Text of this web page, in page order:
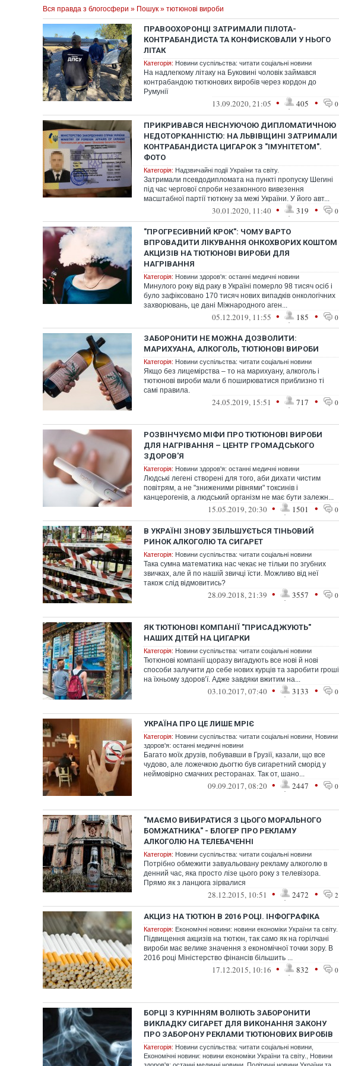
Вся правда з блогосфери » Пошук » тютюнові вироби
ПРАВООХОРОНЦІ ЗАТРИМАЛИ ПІЛОТА-
КОНТРАБАНДИСТА ТА КОНФИСКОВАЛИ У НЬОГО
ЛІТАК
Категорія: Новини суспільства: читати соціальні новини
На надлегкому літаку на Буковині чоловік займався
контрабандою тютюнових виробів через кордон до
Румунії
13.09.2020, 21:05 • 405 • 0
ПРИКРИВАВСЯ НЕІСНУЮЧОЮ ДИПЛОМАТИЧНОЮ
НЕДОТОРКАННІСТЮ: НА ЛЬВІВЩИНІ ЗАТРИМАЛИ
КОНТРАБАНДИСТА ЦИГАРОК З "ІМУНІТЕТОМ".
ФОТО
Категорія: Надзвичайні події України та світу.
Затримали псевдодипломата на пункті пропуску Шегині
під час чергової спроби незаконного вивезення
масштабної партії тютюну за межі України. У його авт...
30.01.2020, 11:40 • 319 • 0
"ПРОГРЕСИВНИЙ КРОК": ЧОМУ ВАРТО
ВПРОВАДИТИ ЛІКУВАННЯ ОНКОХВОРИХ КОШТОМ
АКЦИЗІВ НА ТЮТЮНОВІ ВИРОБИ ДЛЯ
НАГРІВАННЯ
Категорія: Новини здоров'я: останні медичні новини
Минулого року від раку в Україні померло 98 тисяч осіб і
було зафіксовано 170 тисяч нових випадків онкологічних
захворювань, це дані Міжнародного аген...
05.12.2019, 11:55 • 185 • 0
ЗАБОРОНИТИ НЕ МОЖНА ДОЗВОЛИТИ:
МАРИХУАНА, АЛКОГОЛЬ, ТЮТЮНОВІ ВИРОБИ
Категорія: Новини суспільства: читати соціальні новини
Якщо без лицемірства – то на марихуану, алкоголь і
тютюнові вироби мали б поширюватися приблизно ті
самі правила.
24.05.2019, 15:51 • 717 • 0
РОЗВІНЧУЄМО МІФИ ПРО ТЮТЮНОВІ ВИРОБИ
ДЛЯ НАГРІВАННЯ – ЦЕНТР ГРОМАДСЬКОГО
ЗДОРОВ'Я
Категорія: Новини здоров'я: останні медичні новини
Людські легені створені для того, аби дихати чистим
повітрям, а не "зниженими рівнями" токсинів і
канцерогенів, а людський організм не має бути залежн...
15.05.2019, 20:30 • 1501 • 0
В УКРАЇНІ ЗНОВУ ЗБІЛЬШУЄТЬСЯ ТІНЬОВИЙ
РИНОК АЛКОГОЛЮ ТА СИГАРЕТ
Категорія: Новини суспільства: читати соціальні новини
Така сумна математика нас чекає не тільки по згубних
звичках, але й по нашій звичці їсти. Можливо від неї
також слід відмовитись?
28.09.2018, 21:39 • 3557 • 0
ЯК ТЮТЮНОВІ КОМПАНІЇ "ПРИСАДЖУЮТЬ"
НАШИХ ДІТЕЙ НА ЦИГАРКИ
Категорія: Новини суспільства: читати соціальні новини
Тютюнові компанії щоразу вигадують все нові й нові
способи залучити до себе нових курців та заробити гроші
на їхньому здоров’ї. Адже завдяки вжитим на...
03.10.2017, 07:40 • 3133 • 0
УКРАЇНА ПРО ЦЕ ЛИШЕ МРІЄ
Категорія: Новини суспільства: читати соціальні новини Новини
здоров'я: останні медичні новини
Багато моїх друзів, побувавши в Грузії, казали, що все
чудово, але ложечкою дьогтю був сигаретний сморід у
неймовірно смачних ресторанах. Так от, шано...
09.09.2017, 08:20 • 2447 • 0
"МАЄМО ВИБИРАТИСЯ З ЦЬОГО МОРАЛЬНОГО
БОМЖАТНИКА" - БЛОГЕР ПРО РЕКЛАМУ
АЛКОГОЛЮ НА ТЕЛЕБАЧЕННІ
Категорія: Новини суспільства: читати соціальні новини
Потрібно обмежити завуальовану рекламу алкоголю в
денний час, яка просто лізе цього року з телевізора.
Прямо як з ланцюга зірвалися
28.12.2015, 10:51 • 2472 • 2
АКЦИЗ НА ТЮТЮН В 2016 РОЦІ. ІНФОГРАФІКА
Категорія: Економічні новини: новини економіки України та світу.
Підвищення акцизів на тютюн, так само як на горілчані
вироби має велике значення з економічної точки зору. В
2016 році Міністерство фінансів більшить ...
17.12.2015, 10:16 • 832 • 0
БОРЦІ З КУРІННЯМ ВОЛІЮТЬ ЗАБОРОНИТИ
ВИКЛАДКУ СИГАРЕТ ДЛЯ ВИКОНАННЯ ЗАКОНУ
ПРО ЗАБОРОНУ РЕКЛАМИ ТЮТЮНОВИХ ВИРОБІВ
Категорія: Новини суспільства: читати соціальні новини
Економічні новини: новини економіки України та світу.
Новини